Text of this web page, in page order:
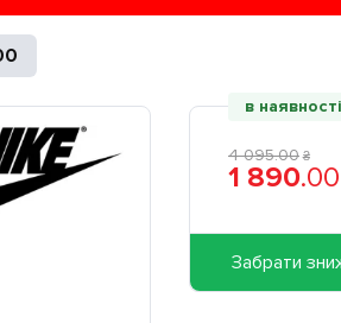
в наявності
4 095.00 ₴
1 890.00
Забрати